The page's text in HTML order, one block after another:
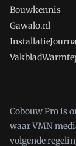
Bouwkennis
Gawalo.nl
Cobouw Pro is
waar VMN
volgende